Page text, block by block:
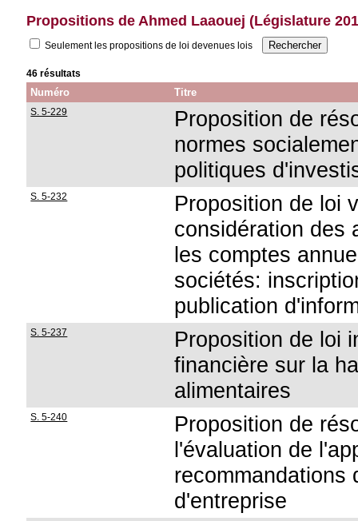
Propositions de Ahmed Laaouej (Législature
Seulement les propositions de loi devenues lois
46 résultats
Numéro Titre
S. 5-229
Proposition de
normes
politiques
S. 5-232
Proposition de loi
considération des
les comptes
sociétés:
publication
S. 5-237
Proposition de loi
financière sur la
alimentaires
S. 5-240
Proposition de
l'évaluation de
recommandations
d'entreprise